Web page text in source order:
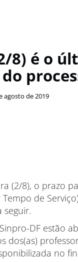
8) é o
agosto de 2019
(2/8), o prazo
de
seguir.
DF estão
dos(as)
no